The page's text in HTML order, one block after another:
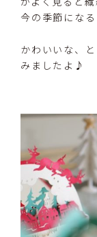
今の季節にな
かわいいな、
みましたよ♪